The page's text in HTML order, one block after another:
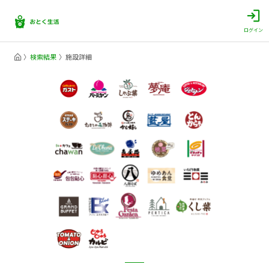
ログイン
検索結果 施設詳細